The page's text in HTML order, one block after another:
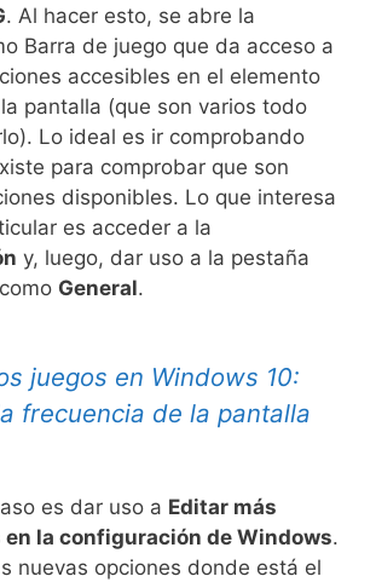
. Al hacer esto, se abre la
Barra de juego que da acceso a
accesibles en el elemento
pantalla (que son varios todo
Lo ideal es ir comprobando
para comprobar que son
disponibles. Lo que interesa
es acceder a la
y, luego, dar uso a la pestaña
General.
juegos en Windows 10:
frecuencia de la pantalla
es dar uso a Editar más
la configuración de Windows.
nuevas opciones donde está el